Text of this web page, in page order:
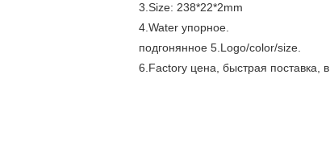
3.Size: 238*22*2mm
4.Water упорное.
подгонянное 5.Logo/color/size.
6.Factory цена, быстрая поставка,